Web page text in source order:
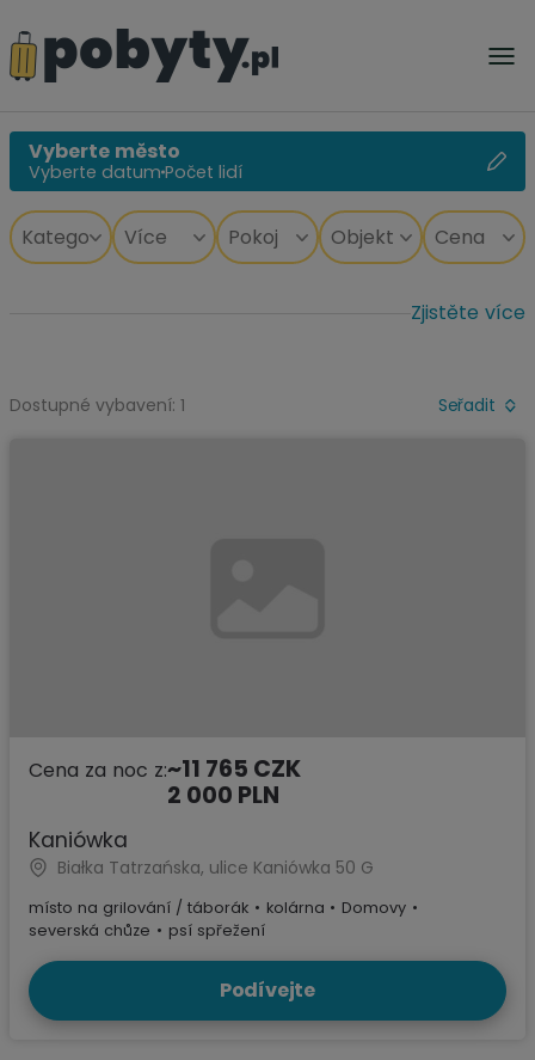
Vyberte město
Vyberte datum Počet lidí
Zjistěte více
Dostupné vybavení: 1 Seřadit
Cena za noc z:~11 765 CZK
2 000 PLN
Kaniówka
Białka Tatrzańska, ulice Kaniówka 50 G
místo na grilování / táborák • kolárna • Domovy •
severská chůze • psí spřežení
Podívejte